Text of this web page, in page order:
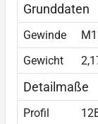
Grunddaten
Gewinde
Gewicht
Detailmaße
Profil